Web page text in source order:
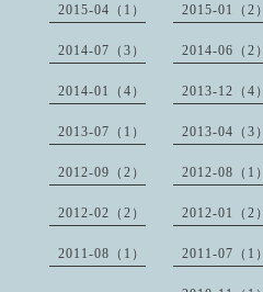
2015-04（1） 2015-01（2）
2014-07（3） 2014-06（2）
2014-01（4） 2013-12（4）
2013-07（1） 2013-04（3）
2012-09（2） 2012-08（1）
2012-02（2） 2012-01（2）
2011-08（1） 2011-07（1）